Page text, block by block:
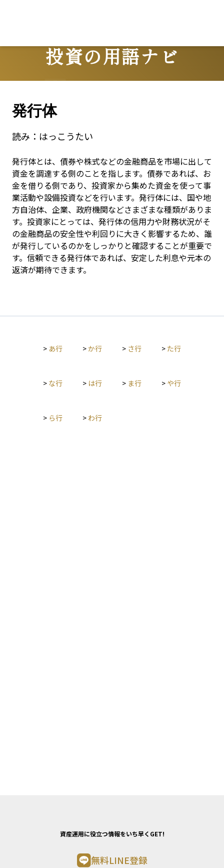
投資の用語ナビ
Terms
発行体
読み： はっこうたい
発行体とは、債券や株式などの金融商品を市場に出して
資金を調達する側のことを指します。債券であれば、お
金を借りる側であり、投資家から集めた資金を使って事
業活動や設備投資などを行います。発行体には、国や地
方自治体、企業、政府機関などさまざまな種類がありま
す。投資家にとっては、発行体の信用力や財務状況がそ
の金融商品の安全性や利回りに大きく影響するため、誰
が発行しているのかをしっかりと確認することが重要で
す。信頼できる発行体であれば、安定した利息や元本の
返済が期待できます。
> あ行 >か行 > さ行 > た行
> な行 > は行 > ま行 > や行
> ら行 > わ行
資産運用に役立つ情報をいち早くGET!
無料LINE登録